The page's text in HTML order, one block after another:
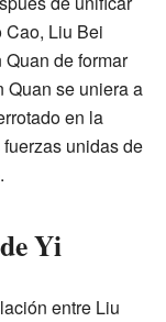
Cao, Liu Bei
de formar
Quan se uniera a
en la
unidas de
Yi
entre Liu